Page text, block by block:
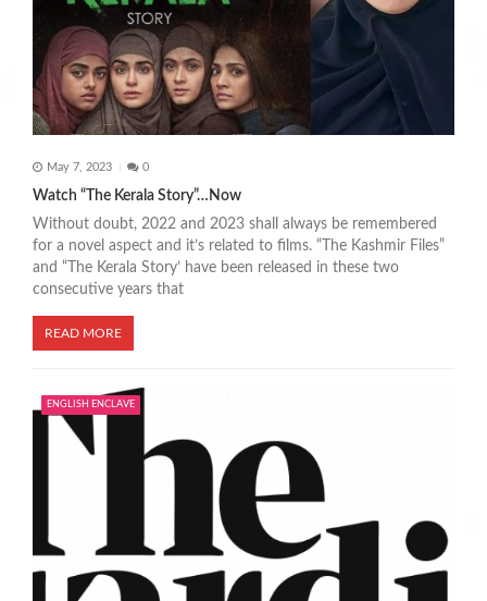
May 7, 2023 0
Watch “The Kerala Story”…Now
Without doubt, 2022 and 2023 shall always be remembered
for a novel aspect and it’s related to films. “The Kashmir Files”
and “The Kerala Story’ have been released in these two
consecutive years that
READ MORE
ENGLISH ENCLAVE